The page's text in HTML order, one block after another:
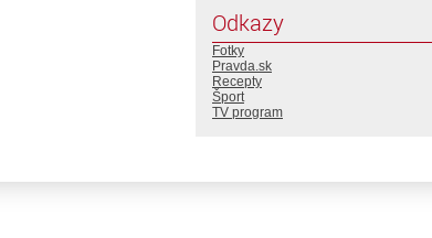
Odkazy
Fotky
Pravda.sk
Recepty
Šport
TV program